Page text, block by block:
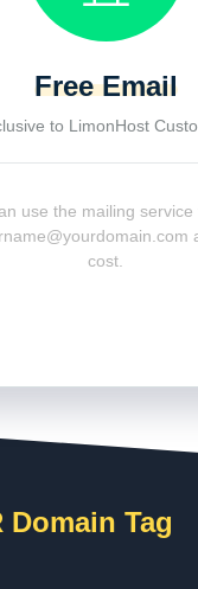
Free Email
to LimonHost
use the mailing service
cost.
Domain Tag